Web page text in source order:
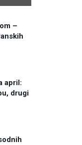
–
april:
drugi